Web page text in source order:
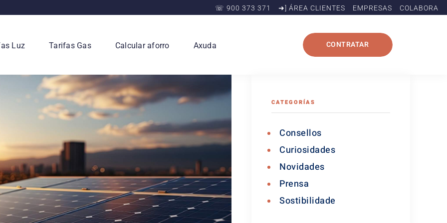
☏ 900 373 371 ➜] ÁREA CLIENTES EMPRESAS COLABORA
Luz Tarifas Gas Calcular aforro Axuda CONTRATAR
CATEGORÍAS
Consellos
Curiosidades
Novidades
Prensa
Sostibilidade